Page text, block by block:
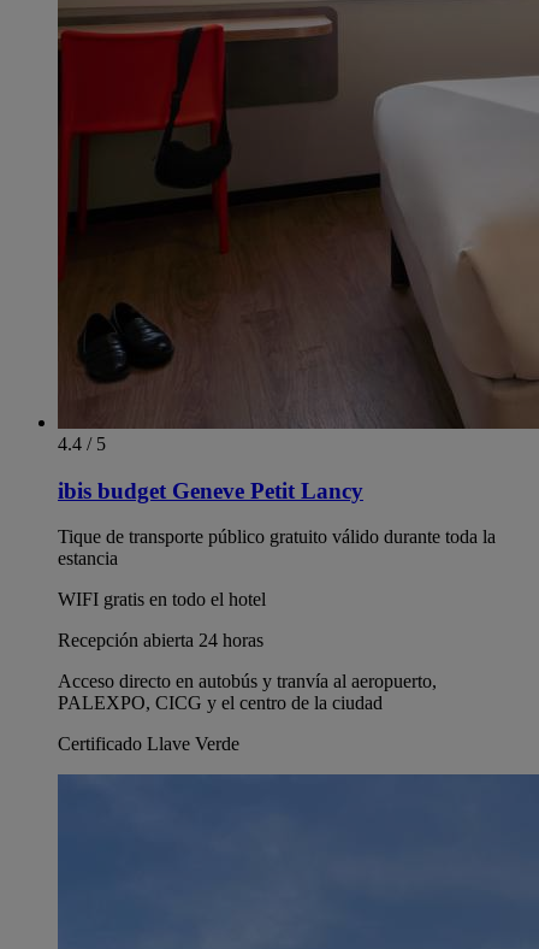
4.4 / 5
ibis budget Geneve Petit Lancy
Tique de transporte público gratuito válido durante toda la
estancia
WIFI gratis en todo el hotel
Recepción abierta 24 horas
Acceso directo en autobús y tranvía al aeropuerto,
PALEXPO, CICG y el centro de la ciudad
Certificado Llave Verde